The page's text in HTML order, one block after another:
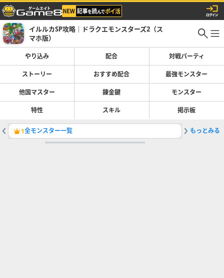
イルルカSP攻略｜ドラクエモンスターズ2（ス
マホ版）
やり込み 配合 対戦パーティ
ストーリー おすすめ配合 最強モンスター
他国マスター 錬金鍵 モンスター
特性 スキル 掲示板
1全モンスター一覧 2マスタ
もっとみる